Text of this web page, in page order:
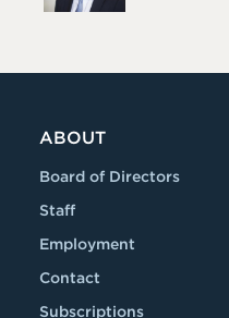
ABOUT
Board of Directors
Staff
Employment
Contact
Subscriptions